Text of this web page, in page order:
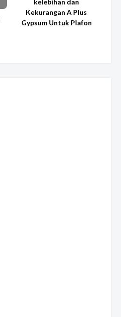
Kekurangan A Plus
Gypsum Untuk Plafon